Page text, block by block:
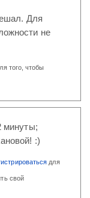
Для
не
того, чтобы
минуты;
:)
для
свой